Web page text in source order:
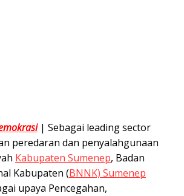
| Sebagai leading sector
peredaran dan penyalahgunaan
Kabupaten Sumenep, Badan
Kabupaten (BNNK) Sumenep
upaya Pencegahan,